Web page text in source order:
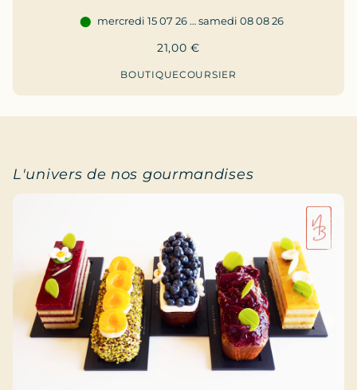
mercredi 15 07 26 … samedi 08 08 26
21,00€
BOUTIQUECOURSIER
L'univers de nos gourmandises